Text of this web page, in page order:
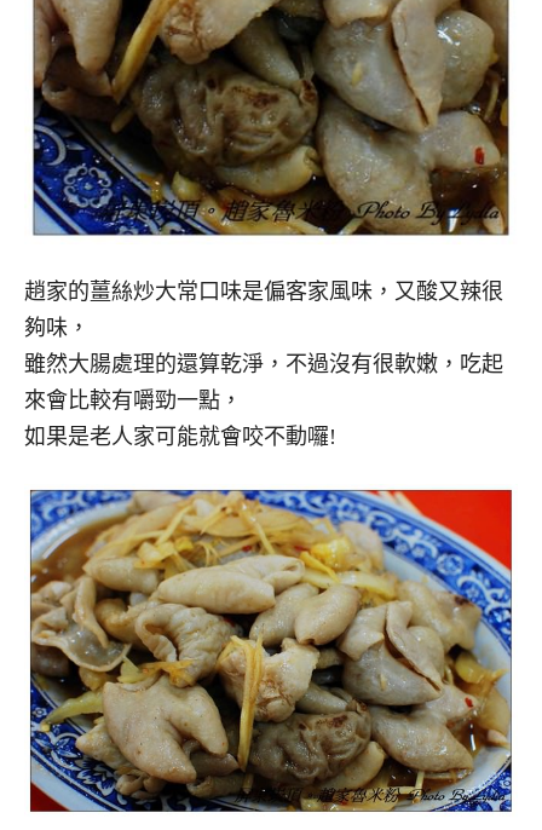
趙家的薑絲炒大常口味是偏客家風味，又酸又辣很
夠味，
雖然大腸處理的還算乾淨，不過沒有很軟嫩，吃起
來會比較有嚼勁一點，
如果是老人家可能就會咬不動囉!